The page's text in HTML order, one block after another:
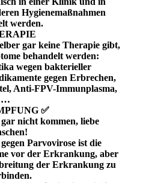
Hygienemaßnahmen
werden.
gar keine Therapie gibt,
behandelt werden:
wegen bakterieller
gegen Erbrechen,
Anti-FPV-Immunplasma,
…
✅️
nicht kommen, liebe
Parvovirose ist die
vor der Erkrankung, aber
der Erkrankung zu